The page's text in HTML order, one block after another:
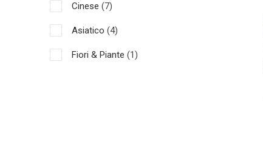
Cinese (7)
Asiatico (4)
Fiori & Piante (1)